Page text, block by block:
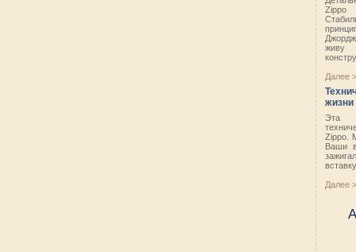
Далее
жизни
Эта
Zippo.
Ваши
Далее